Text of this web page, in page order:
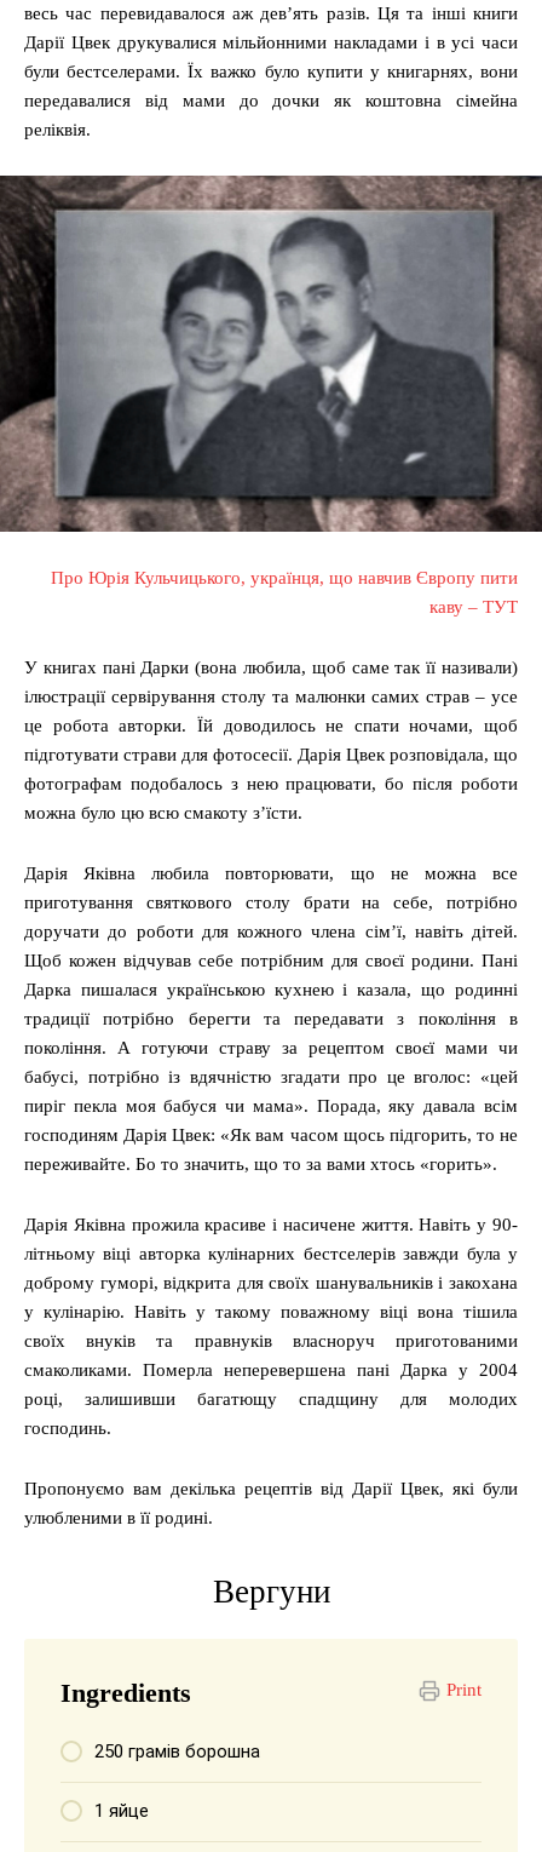
весь час перевидавалося аж дев’ять разів. Ця та інші книги
Дарії Цвек друкувалися мільйонними накладами і в усі часи
були бестселерами. Їх важко було купити у книгарнях, вони
передавалися від мами до дочки як коштовна сімейна
реліквія.
Про Юрія Кульчицького, українця, що навчив Європу пити
каву – ТУТ
У книгах пані Дарки (вона любила, щоб саме так її називали)
ілюстрації сервірування столу та малюнки самих страв – усе
це робота авторки. Їй доводилось не спати ночами, щоб
підготувати страви для фотосесії. Дарія Цвек розповідала, що
фотографам подобалось з нею працювати, бо після роботи
можна було цю всю смакоту з’їсти.
Дарія Яківна любила повторювати, що не можна все
приготування святкового столу брати на себе, потрібно
доручати до роботи для кожного члена сім’ї, навіть дітей.
Щоб кожен відчував себе потрібним для своєї родини. Пані
Дарка пишалася українською кухнею і казала, що родинні
традиції потрібно берегти та передавати з покоління в
покоління. А готуючи страву за рецептом своєї мами чи
бабусі, потрібно із вдячністю згадати про це вголос: «цей
пиріг пекла моя бабуся чи мама». Порада, яку давала всім
господиням Дарія Цвек: «Як вам часом щось підгорить, то не
переживайте. Бо то значить, що то за вами хтось «горить».
Дарія Яківна прожила красиве і насичене життя. Навіть у 90-
літньому віці авторка кулінарних бестселерів завжди була у
доброму гуморі, відкрита для своїх шанувальників і закохана
у кулінарію. Навіть у такому поважному віці вона тішила
своїх внуків та правнуків власноруч приготованими
смаколиками. Померла неперевершена пані Дарка у 2004
році, залишивши багатющу спадщину для молодих
господинь.
Пропонуємо вам декілька рецептів від Дарії Цвек, які були
улюбленими в її родині.
Вергуни
Print
Ingredients
250 грамів борошна
1 яйце